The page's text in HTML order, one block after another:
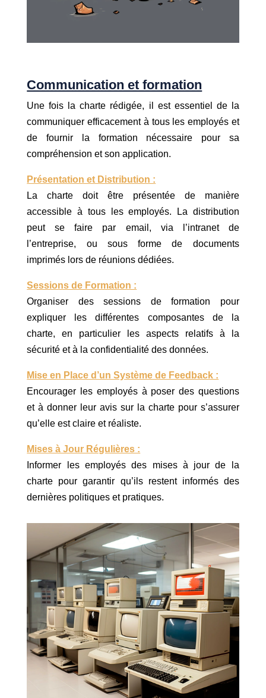
Communication et formation
Une fois la charte rédigée, il est essentiel de la
communiquer efficacement à tous les employés et
de fournir la formation nécessaire pour sa
compréhension et son application.
Présentation et Distribution :
La charte doit être présentée de manière
accessible à tous les employés. La distribution
peut se faire par email, via l’intranet de
l’entreprise, ou sous forme de documents
imprimés lors de réunions dédiées.
Sessions de Formation :
Organiser des sessions de formation pour
expliquer les différentes composantes de la
charte, en particulier les aspects relatifs à la
sécurité et à la confidentialité des données.
Mise en Place d’un Système de Feedback :
Encourager les employés à poser des questions
et à donner leur avis sur la charte pour s’assurer
qu’elle est claire et réaliste.
Mises à Jour Régulières :
Informer les employés des mises à jour de la
charte pour garantir qu’ils restent informés des
dernières politiques et pratiques.